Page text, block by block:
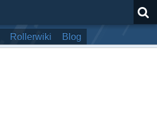
Rollerwiki Blog